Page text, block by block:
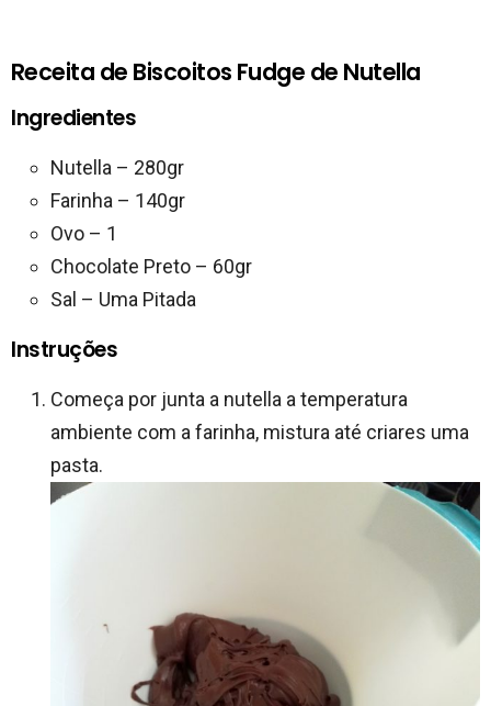
Receita de Biscoitos Fudge de Nutella
Ingredientes
Nutella – 280gr
Farinha – 140gr
Ovo – 1
Chocolate Preto – 60gr
Sal – Uma Pitada
Instruções
Começa por junta a nutella a temperatura
ambiente com a farinha, mistura até criares uma
pasta.